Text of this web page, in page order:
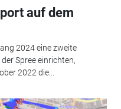
auf dem
2024 eine zweite
Spree einrichten,
2022 die...